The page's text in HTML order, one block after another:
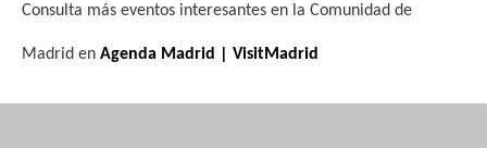
Consulta más eventos interesantes en la Comunidad de
Madrid en Agenda Madrid | VisitMadrid